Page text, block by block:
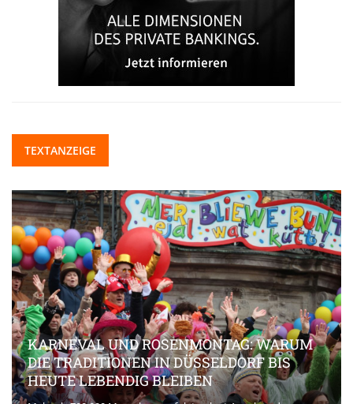
TEXTANZEIGE
KARNEVAL UND ROSENMONTAG: WARUM
DIE TRADITIONEN IN DÜSSELDORF BIS
HEUTE LEBENDIG BLEIBEN